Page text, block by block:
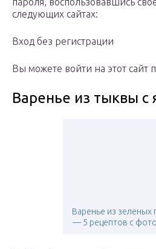
следующих сайтах:
Вход без регистрации
Вы можете войти на этот сайт
Варенье из тыквы с
Варенье из
— 5 рецептов с